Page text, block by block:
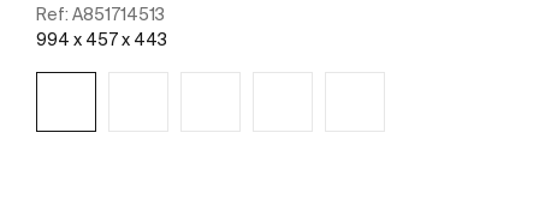
Ref: A851714513
994 x 457 x 443